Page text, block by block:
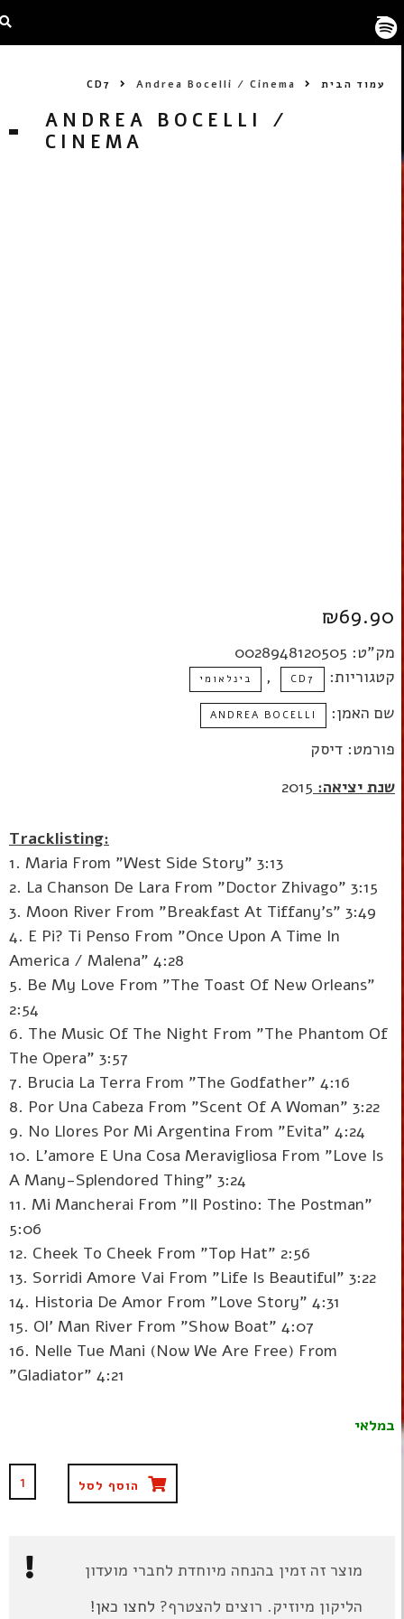
עמוד הבית CD7 Andrea Bocelli / Cinema
ANDREA BOCELLI /
CINEMA
₪69.90
מק"ט: 0028948120505
קטגוריות:
CD7
, בינלאומי
שם האמן: ANDREA BOCELLI
פורמט: דיסק
שנת יציאה: 2015
Tracklisting:
1. Maria From "West Side Story" 3:13
2. La Chanson De Lara From "Doctor Zhivago" 3:15
3. Moon River From "Breakfast At Tiffany's" 3:49
4. E Pi? Ti Penso From "Once Upon A Time In
America / Malena" 4:28
5. Be My Love From "The Toast Of New Orleans"
2:54
6. The Music Of The Night From "The Phantom Of
The Opera" 3:57
7. Brucia La Terra From "The Godfather" 4:16
8. Por Una Cabeza From "Scent Of A Woman" 3:22
9. No Llores Por Mi Argentina From "Evita" 4:24
10. L'amore E Una Cosa Meravigliosa From "Love Is
A Many-Splendored Thing" 3:24
11. Mi Mancherai From "Il Postino: The Postman"
5:06
12. Cheek To Cheek From "Top Hat" 2:56
13. Sorridi Amore Vai From "Life Is Beautiful" 3:22
14. Historia De Amor From "Love Story" 4:31
15. Ol' Man River From "Show Boat" 4:07
16. Nelle Tue Mani (Now We Are Free) From
"Gladiator" 4:21
במלאי
הוסף לסל
מוצר זה זמין בהנחה מיוחדת לחברי מועדון
הליקון מיוזיק. רוצים להצטרף? לחצו כאן!